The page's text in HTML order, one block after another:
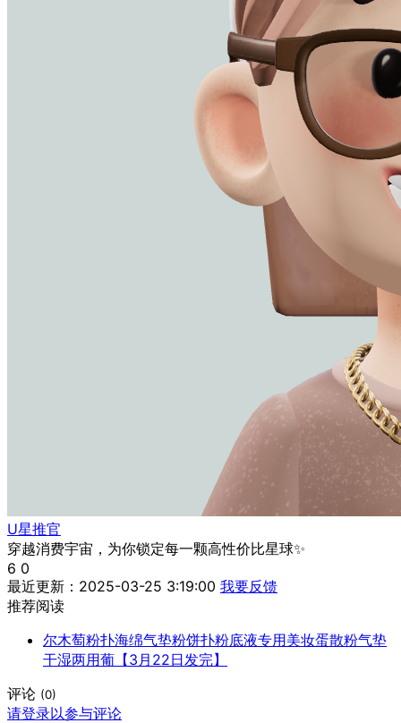
U星推官
穿越消费宇宙，为你锁定每一颗高性价比星球✨
6 0
最近更新：2025-03-25 3:19:00 我要反馈
推荐阅读
尔木萄粉扑海绵气垫粉饼扑粉底液专用美妆蛋散粉气垫
干湿两用葡【3月22日发完】
评论 (0)
请登录以参与评论